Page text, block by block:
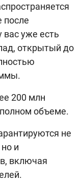
вас уже есть
открытый до
200 млн
объеме.
не
и
включая